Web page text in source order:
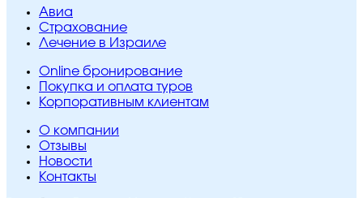
Авиа
Страхование
Лечение в Израиле
Online бронирование
Покупка и оплата туров
Корпоративным клиентам
O компании
Отзывы
Новости
Контакты